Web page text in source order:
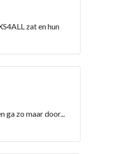
zat en hun
zo maar door...